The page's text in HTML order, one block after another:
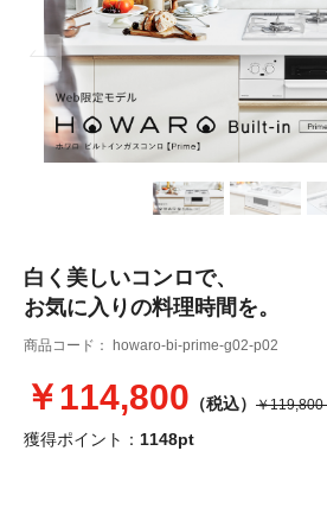
白く美しいコンロで、
お気に入りの料理時間を。
商品コード： howaro-bi-prime-g02-p02
￥114,800 （税込） ￥119,800
獲得ポイント： 1148pt